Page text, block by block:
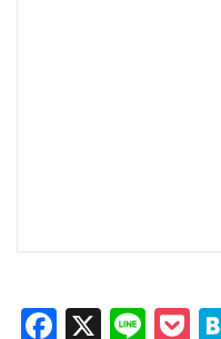
F
X
Li
P